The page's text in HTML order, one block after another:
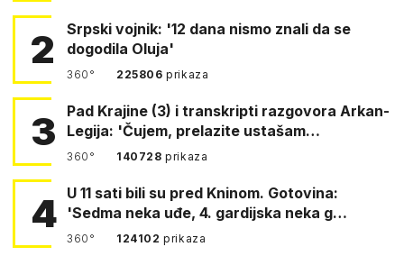
2
Srpski vojnik: '12 dana nismo znali da se
dogodila Oluja'
360° 225806prikaza
3
Pad Krajine (3) i transkripti razgovora Arkan-
Legija: 'Čujem, prelazite ustašam…
360° 140728prikaza
4 U 11 sati bili su pred Kninom. Gotovina:
'Sedma neka uđe, 4. gardijska neka g…
360° 124102prikaza